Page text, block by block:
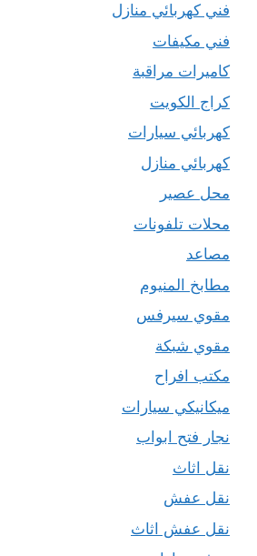
فني كهربائي منازل
فني مكيفات
كاميرات مراقبة
كراج الكويت
كهربائي سيارات
كهربائي منازل
محل عصير
محلات تلفونات
مصاعد
مطابخ المنيوم
مقوي سيرفس
مقوي شبكة
مكتب افراح
ميكانيكي سيارات
نجار فتح ابواب
نقل اثاث
نقل عفش
نقل عفش اثاث